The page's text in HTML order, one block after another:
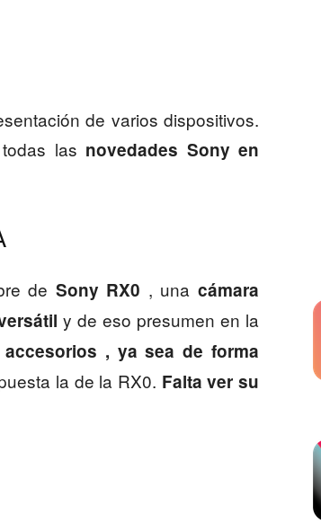
de varios dispositivos.
las novedades Sony en
de Sony RX0 , una cámara
y de eso presumen en la
, ya sea de forma
la de la RX0. Falta ver su